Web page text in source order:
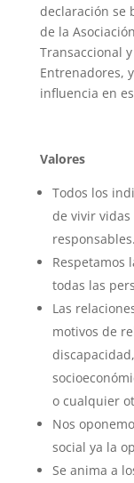
declaración se
de la
Transaccional
Entrenadores,
influencia en
Valores
Todos los
de vivir
responsables.
Respetamos
todas las
Las
motivos de
o cualquier
Nos
social ya la
Se anima a